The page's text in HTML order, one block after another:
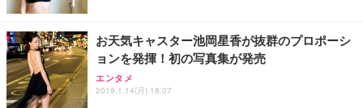
お天気キャスター池岡星香が抜群のプロポーシ
ョンを発揮！初の写真集が発売
エンタメ
2019.1.14(月) 18:07